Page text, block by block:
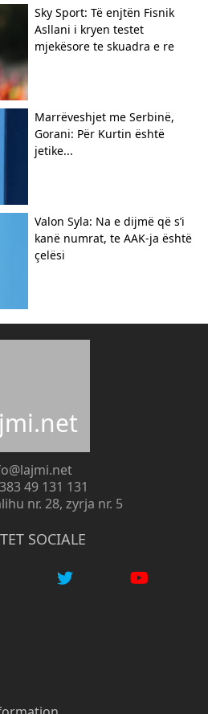
Sky Sport: Të enjtën Fisnik
Asllani i kryen testet
mjekësore te skuadra e re
Marrëveshjet me Serbinë,
Gorani: Për Kurtin është
jetike...
Valon Syla: Na e dijmë që s’i
kanë numrat, te AAK-ja është
çelësi
49 131 131
nr. 28, zyrja nr. 5
SOCIALE